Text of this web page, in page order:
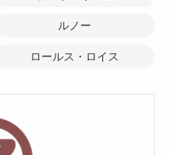
ルノー
ロールス・ロイス